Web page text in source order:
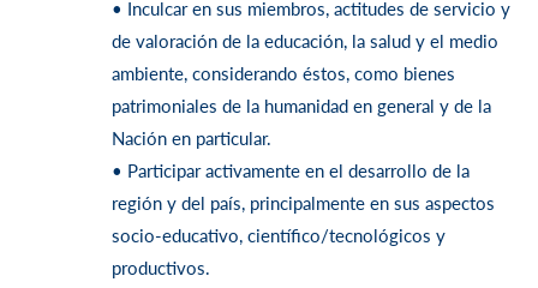
• Inculcar en sus miembros, actitudes de servicio y
de valoración de la educación, la salud y el medio
ambiente, considerando éstos, como bienes
patrimoniales de la humanidad en general y de la
Nación en particular.
• Participar activamente en el desarrollo de la
región y del país, principalmente en sus aspectos
socio-educativo, científico/tecnológicos y
productivos.